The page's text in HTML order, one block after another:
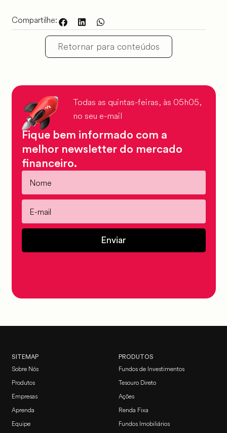
Compartilhe:
Retornar para conteúdos
Todas as quintas-feiras, às 05h05,
no seu e-mail
Fique bem informado com a
melhor newsletter do mercado
financeiro.
Enviar
SITEMAP
Sobre Nós
Produtos
Empresas
Aprenda
Equipe
PRODUTOS
Fundos de Investimentos
Tesouro Direto
Ações
Renda Fixa
Fundos Imobiliários